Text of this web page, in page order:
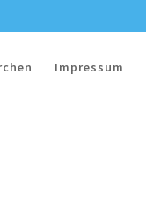
Impressum